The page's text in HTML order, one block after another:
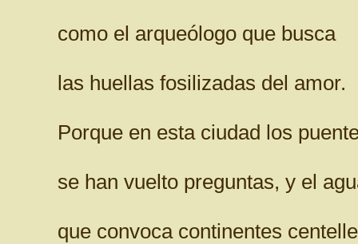
como el arqueólogo que busca
las huellas fosilizadas del amor.
Porque en esta ciudad los
se han vuelto preguntas, y el
que convoca continentes